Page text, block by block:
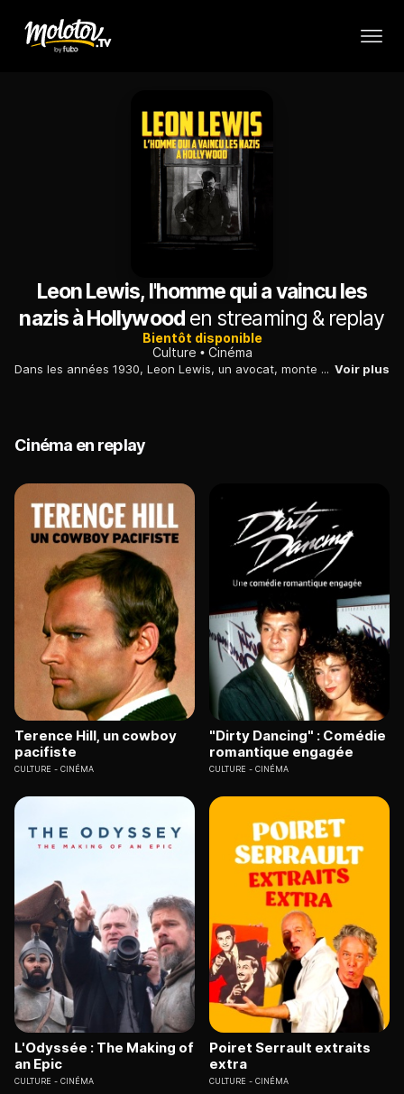
Leon Lewis, l'homme qui a vaincu les
nazis à Hollywooden streaming & replay
Bientôt disponible
Culture
Cinéma
Dans les années 1930, Leon Lewis, un avocat, monte un réseau d'espions amateurs à Hollywood pour contrer les plans des groupuscules nazis américains. Voir plus
Cinéma en replay
Terence Hill, un cowboy
pacifiste
CULTURE CINÉMA
"Dirty Dancing" : Comédie
romantique engagée
CULTURE CINÉMA
L'Odyssée : The Making of
an Epic
CULTURE CINÉMA
Poiret Serrault extraits
extra
CULTURE CINÉMA